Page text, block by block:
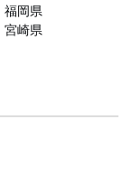
福岡県
宮崎県